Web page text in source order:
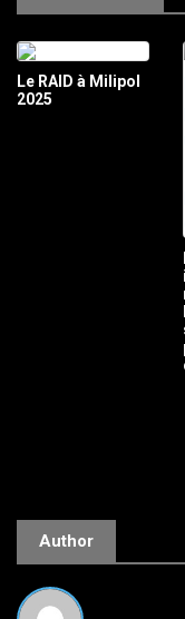
Le RAID à Milipol
2025
Author